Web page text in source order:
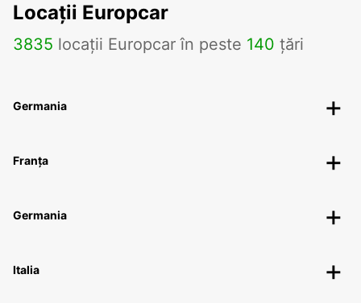
Locații Europcar
3835 locații Europcar în peste 140 țări
Germania
Franța
Germania
Italia